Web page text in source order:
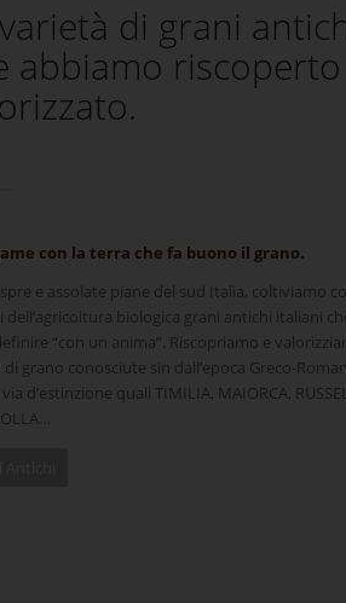
di grani
abbiamo
con la terra che fa buono il grano.
e assolate piane del sud Italia, coltiviamo
dell’agricoltura biologica grani antichi italiani
“con un anima”. Riscopriamo e
grano conosciute sin dall’epoca Greco-
d’estinzione quali TIMILIA, MAIORCA,